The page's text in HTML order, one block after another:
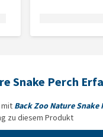
Snake Perch
mit Back Zoo Nature Snake
zu diesem Produkt